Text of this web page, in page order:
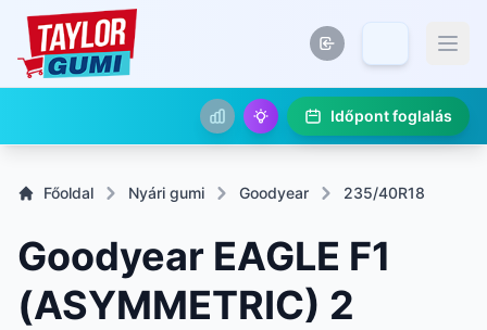
Időpont foglalás
Főoldal Nyári gumi Goodyear 235/40R18
Goodyear EAGLE F1
(ASYMMETRIC) 2